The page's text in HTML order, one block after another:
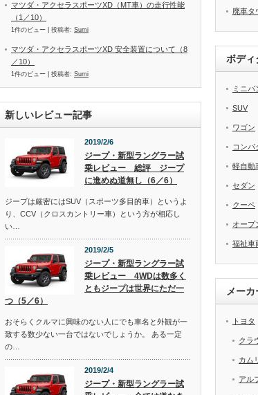
マツダ・アクセラスポーツXD（MT車）の走行性能
（1／10）
1件のビュー 投稿者: Sumi
マツダ・アクセラスポーツXD 安全装置について（8
／10）
1件のビュー 投稿者: Sumi
新しいレビュー記事
2019/2/6
ジープ・新型ラングラー試
乗レビュー 総評 ジープ
に進めぬ道無し（6／6）
ジープは厳密にはSUV（スポーツ多目的車）というよ
り、CCV（クロスカントリー車）という方が相応し
い…
2019/2/5
ジープ・新型ラングラー試
乗レビュー 4WDは数多く
ともジープは世界にただ一
つ（5／6）
おそらくクルマに興味のない人にでも車名と外観が一
致する数少ない一台ではないでしょうか。 ある一定
の…
2019/2/4
ジープ・新型ラングラー試
廃車タ
ボディ
ミニバ
SUV
ワゴン
コンパ
軽自動
セダン
クーペ
オープ
福祉車
メー
トヨタ
クラ
カム
アル